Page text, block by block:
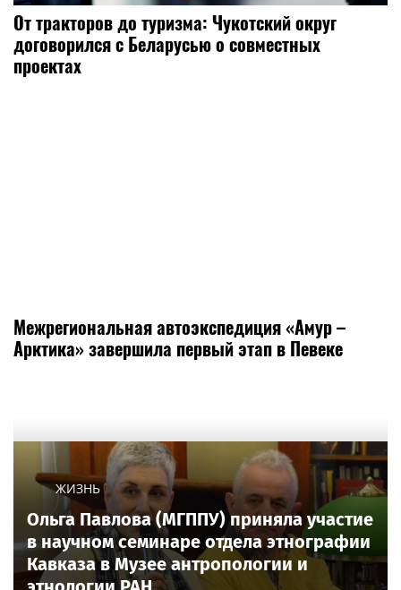
От тракторов до туризма: Чукотский округ
договорился с Беларусью о совместных
проектах
Межрегиональная автоэкспедиция «Амур –
Арктика» завершила первый этап в Певеке
ЖИЗНЬ
Ольга Павлова (МГППУ) приняла участие
в научном семинаре отдела этнографии
Кавказа в Музее антропологии и